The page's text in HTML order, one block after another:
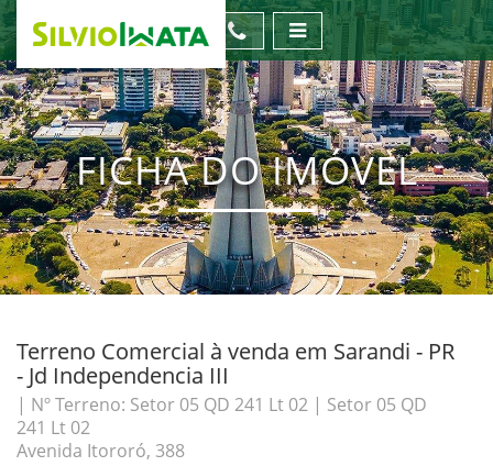
FICHA DO IMÓVEL
Terreno Comercial à venda em Sarandi - PR
- Jd Independencia III
| Nº Terreno: Setor 05 QD 241 Lt 02 | Setor 05 QD
241 Lt 02
Avenida Itororó, 388